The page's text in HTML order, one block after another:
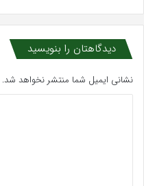
دیدگاهتان را بنویسید
نشانی ایمیل شما منتشر نخواهد شد.